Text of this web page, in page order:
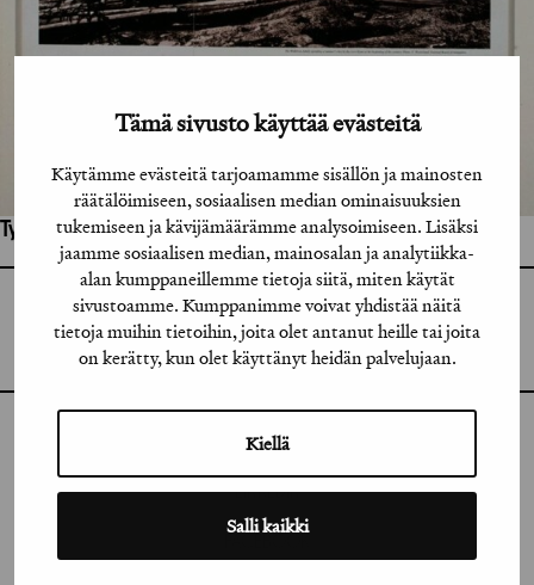
Tämä sivusto käyttää evästeitä
Käytämme evästeitä tarjoamamme sisällön ja mainosten
räätälöimiseen, sosiaalisen median ominaisuuksien
tukemiseen ja kävijämäärämme analysoimiseen. Lisäksi
jaamme sosiaalisen median, mainosalan ja analytiikka-
alan kumppaneillemme tietoja siitä, miten käytät
sivustoamme. Kumppanimme voivat yhdistää näitä
tietoja muihin tietoihin, joita olet antanut heille tai joita
on kerätty, kun olet käyttänyt heidän palvelujaan.
Kiellä
Salli kaikki
Työhön osallistuneet henkilöt / tahot:
GRAFIA RY
UUDENMAANKATU 11 B 9,
00120 HELSINKI
INSTAGRAM
LINKEDIN